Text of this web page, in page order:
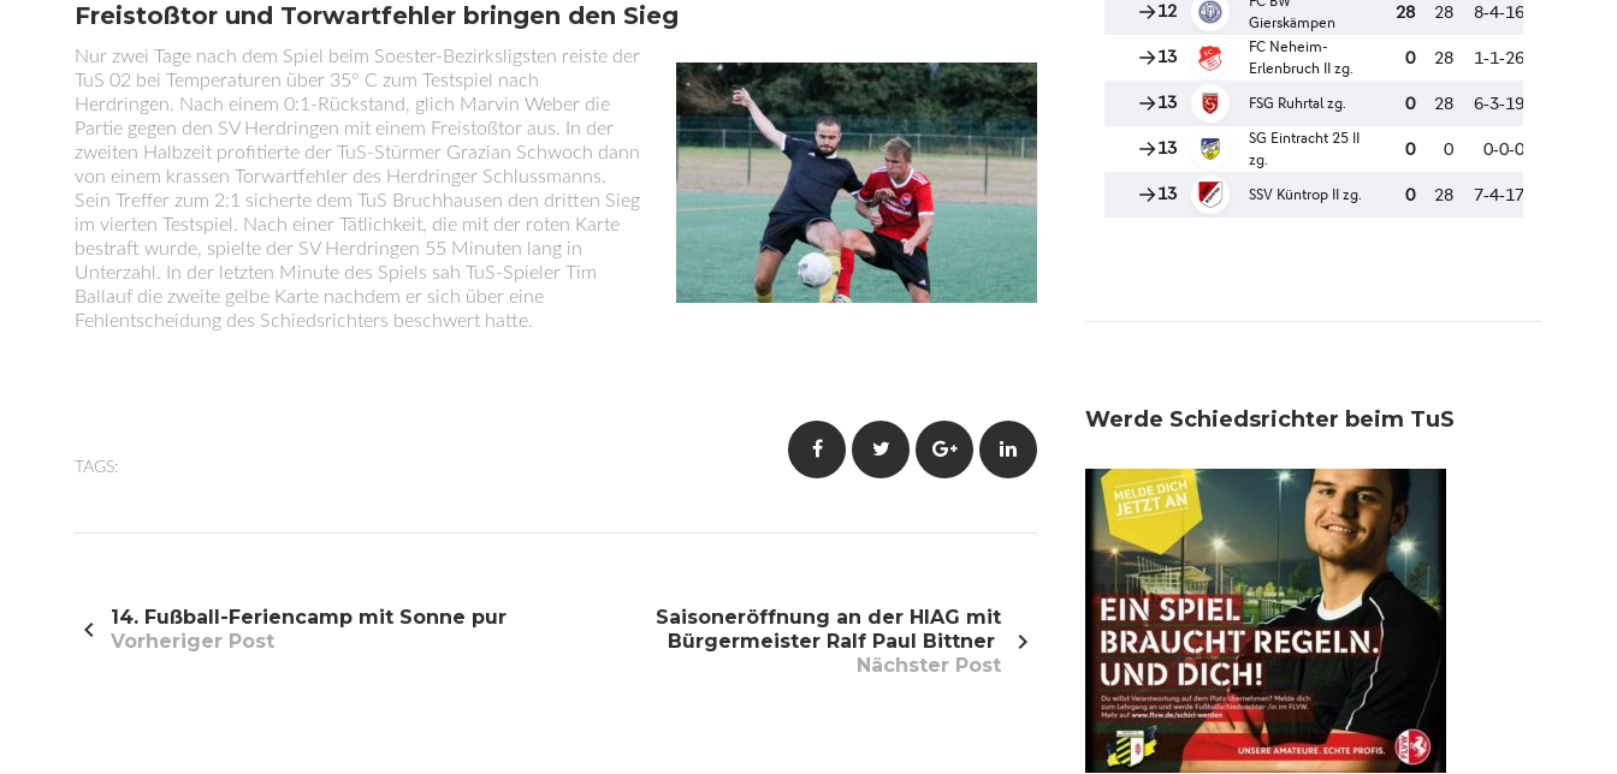
Freistoßtor und Torwartfehler bringen den Sieg
Nur zwei Tage nach dem Spiel beim Soester-Bezirksligsten reiste der
TuS 02 bei Temperaturen über 35° C zum Testspiel nach
Herdringen. Nach einem 0:1-Rückstand, glich Marvin Weber die
Partie gegen den SV Herdringen mit einem Freistoßtor aus. In der
zweiten Halbzeit profitierte der TuS-Stürmer Grazian Schwoch dann
von einem krassen Torwartfehler des Herdringer Schlussmanns.
Sein Treffer zum 2:1 sicherte dem TuS Bruchhausen den dritten Sieg
im vierten Testspiel. Nach einer Tätlichkeit, die mit der roten Karte
bestraft wurde, spielte der SV Herdringen 55 Minuten lang in
Unterzahl. In der letzten Minute des Spiels sah TuS-Spieler Tim
Ballauf die zweite gelbe Karte nachdem er sich über eine
Fehlentscheidung des Schiedsrichters beschwert hatte.
TAGS:
FacebookTwitter Google+LinkedIn
14. Fußball-Feriencamp mit Sonne pur
Vorheriger Post
Saisoneröffnung an der HIAG mit
Bürgermeister Ralf Paul Bittner
Nächster Post
Werde Schiedsrichter beim TuS